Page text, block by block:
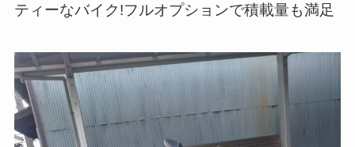
ティーなバイク!フルオプションで積載量も満足